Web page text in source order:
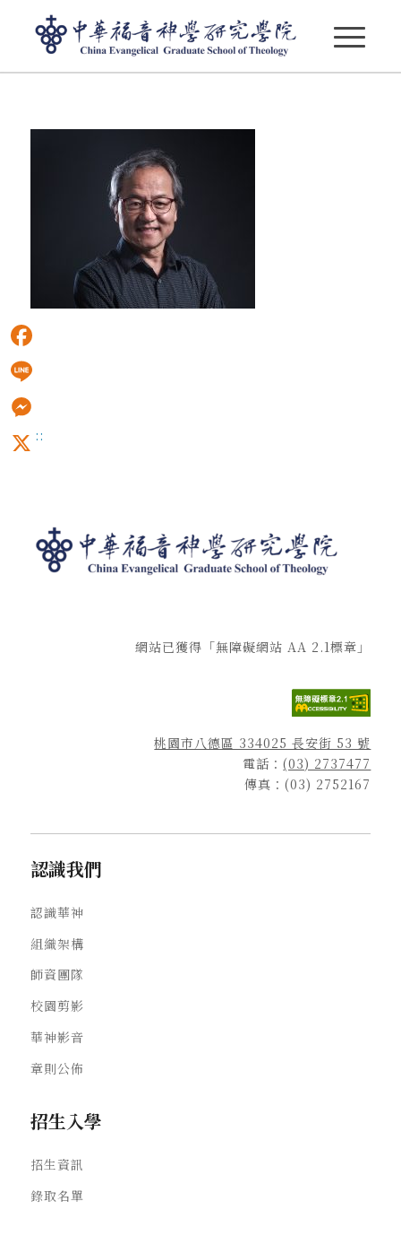
:::
網站已獲得「無障礙網站 AA 2.1標章」
桃園市八德區 334025 長安街 53 號
電話：(03) 2737477
傳真：(03) 2752167
認識我們
認識華神
組織架構
師資團隊
校園剪影
華神影音
章則公佈
招生入學
招生資訊
錄取名單
Facebook
Line
Messenger